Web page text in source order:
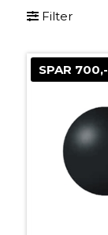
Filter
SPAR 700,-